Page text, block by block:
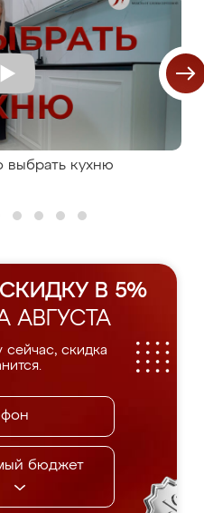
выбрать кухню
В 5%
АВГУСТА
сейчас, скидка
бюджет